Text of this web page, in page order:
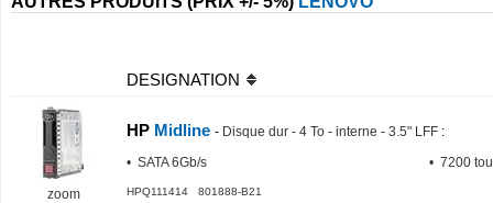
DESIGNATION
zoom
HP Midline - Disque dur - 4 To - interne - 3.5" LFF :
• SATA 6Gb/s
• 7200
HPQ111414 801888-B21